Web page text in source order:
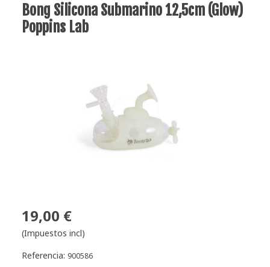
Bong Silicona Submarino 12,5cm (Glow)
Poppins Lab
19,00 €
(Impuestos incl)
Referencia: 900586